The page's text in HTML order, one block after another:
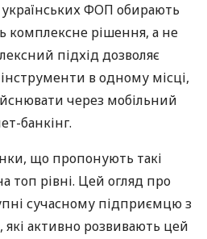
ФОП обирають
комплексне рішення, а не
підхід дозволяє
в одному місці,
через мобільний
банкінг.
що пропонують такі
топ рівні. Цей огляд про
сучасному підприємцю з
які активно розвивають цей